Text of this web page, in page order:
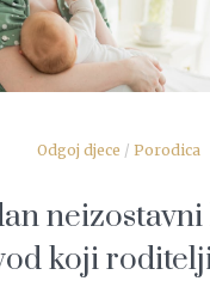
Odgoj djece / Porodica
koji